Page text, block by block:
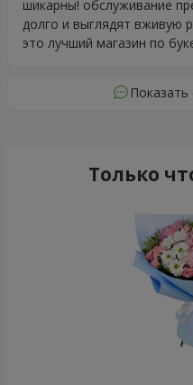
шикарны! обслуживание
долго и выглядят вживую
это лучший магазин по
Только